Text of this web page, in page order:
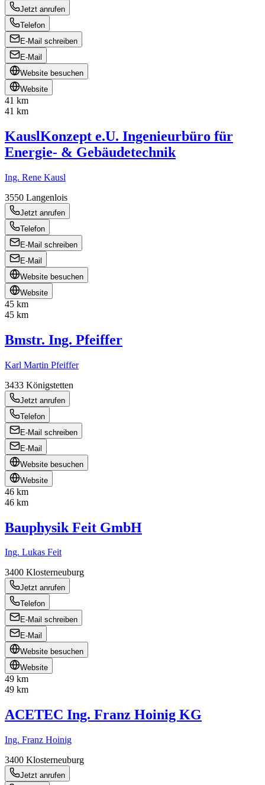
Jetzt anrufen
Telefon
E-Mail schreiben
E-Mail
Website besuchen
Website
41 km
41 km
KauslKonzept e.U. Ingenieurbüro für
Energie- & Gebäudetechnik
Ing. Rene Kausl
3550 Langenlois
Jetzt anrufen
Telefon
E-Mail schreiben
E-Mail
Website besuchen
Website
45 km
45 km
Bmstr. Ing. Pfeiffer
Karl Martin Pfeiffer
3433 Königstetten
Jetzt anrufen
Telefon
E-Mail schreiben
E-Mail
Website besuchen
Website
46 km
46 km
Bauphysik Feit GmbH
Ing. Lukas Feit
3400 Klosterneuburg
Jetzt anrufen
Telefon
E-Mail schreiben
E-Mail
Website besuchen
Website
49 km
49 km
ACETEC Ing. Franz Hoinig KG
Ing. Franz Hoinig
3400 Klosterneuburg
Jetzt anrufen